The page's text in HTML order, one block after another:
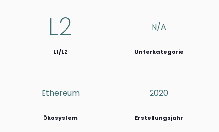
L2
L1/L2
N/a
Unterkategorie
Ethereum
Ökosystem
2020
Erstellungsjahr